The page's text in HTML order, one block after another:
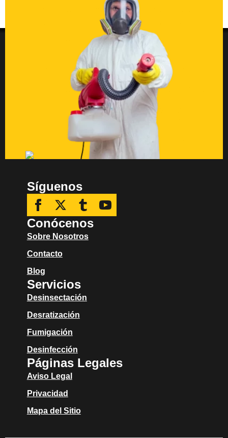
Síguenos
Conócenos
Sobre Nosotros
Contacto
Blog
Servicios
Desinsectación
Desratización
Fumigación
Desinfección
Páginas Legales
Aviso Legal
Privacidad
Mapa del Sitio